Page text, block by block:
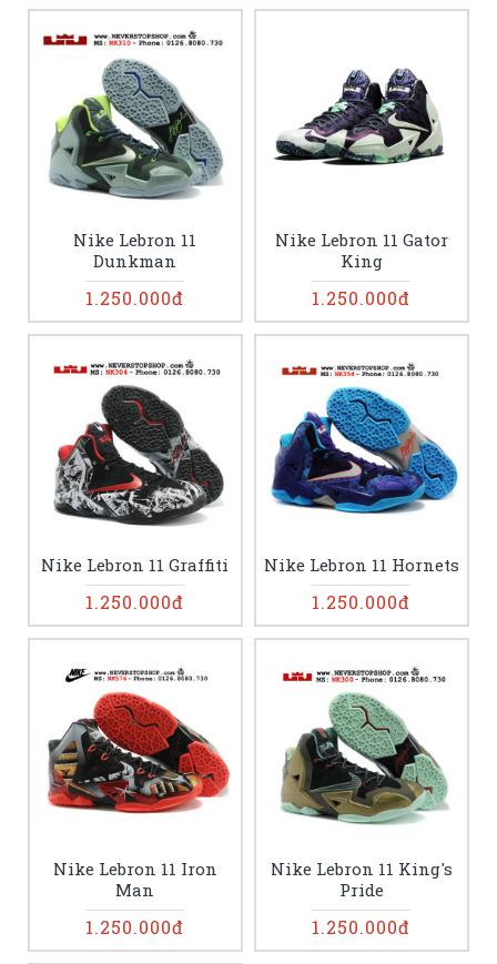
Nike Lebron 11
Dunkman
1.250.000đ
Nike Lebron 11 Gator
King
1.250.000đ
Nike Lebron 11 Graffiti
1.250.000đ
Nike Lebron 11 Hornets
1.250.000đ
Nike Lebron 11 Iron
Man
1.250.000đ
Nike Lebron 11 King's
Pride
1.250.000đ